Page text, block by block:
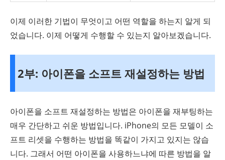
이제 이러한 기법이 무엇이고 어떤 역할을 하는지 알게 되
었습니다. 이제 어떻게 수행할 수 있는지 알아보겠습니다.
2부: 아이폰을 소프트 재설정하는 방법
아이폰을 소프트 재설정하는 방법은 아이폰을 재부팅하는
매우 간단하고 쉬운 방법입니다. iPhone의 모든 모델이 소
프트 리셋을 수행하는 방법을 똑같이 가지고 있지는 않습
니다. 그래서 어떤 아이폰을 사용하느냐에 따른 방법을 알